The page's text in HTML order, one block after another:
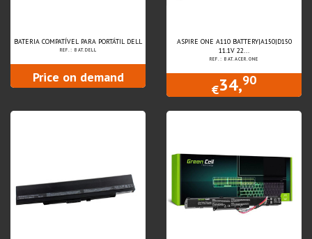
BATERIA COMPATÍVEL PARA PORTÁTIL DELL
REF.: BAT.DELL
Price on demand
ASPIRE ONE A110 BATTERY|A150|D150
11.1V 22...
REF.: BAT.ACER.ONE
€34,90